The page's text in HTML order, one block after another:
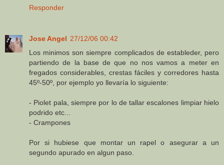
Responder
Jose Angel 27/12/06 00:42
Los minimos son siempre complicados de estableder, pero
partiendo de la base de que no nos vamos a meter en
fregados considerables, crestas fáciles y corredores hasta
45º-50º, por ejemplo yo llevaría lo siguiente:
- Piolet pala, siempre por lo de tallar escalones limpiar hielo
podrido etc...
- Crampones
Por si hubiese que montar un rapel o asegurar a un
segundo apurado en algun paso.